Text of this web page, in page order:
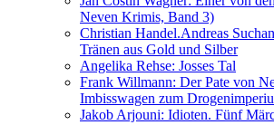
Neven Krimis, Band 3)
Christian Handel.Andreas
Tränen aus Gold und Silber
Angelika Rehse: Josses Tal
Frank Willmann: Der Pate von
Imbisswagen zum
Jakob Arjouni: Idioten. Fünf